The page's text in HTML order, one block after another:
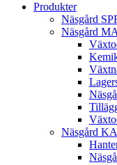
Produkter
Näsgård
Näsgård
Näsgård